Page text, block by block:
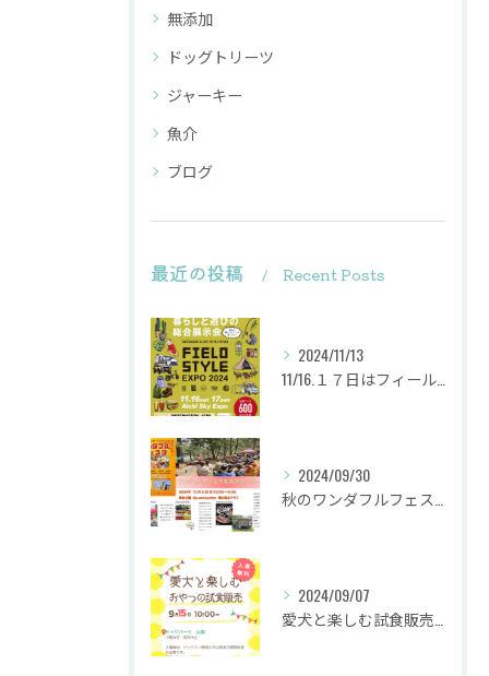
無添加
ドッグトリーツ
ジャーキー
魚介
ブログ
最近の投稿 Recent Posts
2024/11/13
2024/09/30
2024/09/07